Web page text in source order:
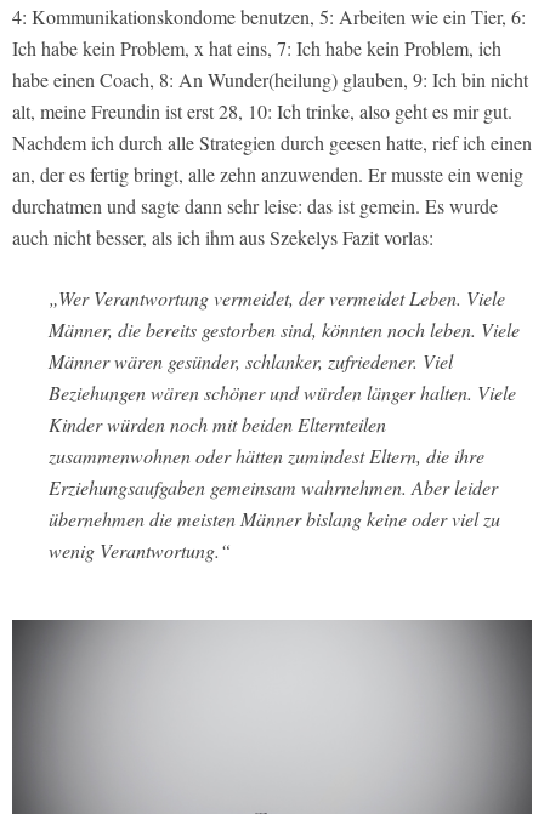
4: Kommunikationskondome benutzen, 5: Arbeiten wie ein Tier, 6:
Ich habe kein Problem, x hat eins, 7: Ich habe kein Problem, ich
habe einen Coach, 8: An Wunder(heilung) glauben, 9: Ich bin nicht
alt, meine Freundin ist erst 28, 10: Ich trinke, also geht es mir gut.
Nachdem ich durch alle Strategien durch geesen hatte, rief ich einen
an, der es fertig bringt, alle zehn anzuwenden. Er musste ein wenig
durchatmen und sagte dann sehr leise: das ist gemein. Es wurde
auch nicht besser, als ich ihm aus Szekelys Fazit vorlas:
„Wer Verantwortung vermeidet, der vermeidet Leben. Viele
Männer, die bereits gestorben sind, könnten noch leben. Viele
Männer wären gesünder, schlanker, zufriedener. Viel
Beziehungen wären schöner und würden länger halten. Viele
Kinder würden noch mit beiden Elternteilen
zusammenwohnen oder hätten zumindest Eltern, die ihre
Erziehungsaufgaben gemeinsam wahrnehmen. Aber leider
übernehmen die meisten Männer bislang keine oder viel zu
wenig Verantwortung.“